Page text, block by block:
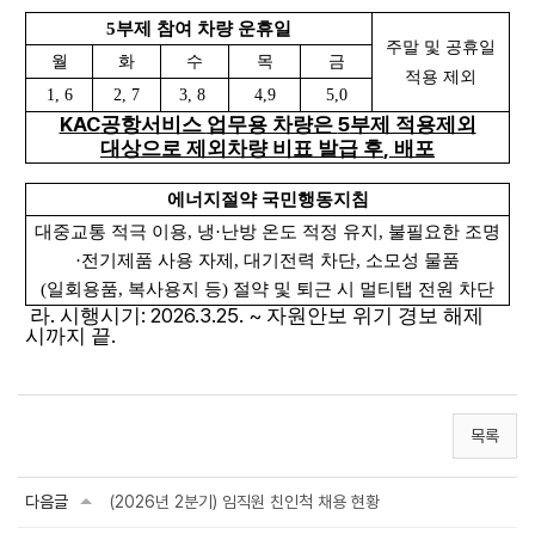
5부제 참여 차량 운휴일
주말 및 공휴일
적용 제외
월 화 수 목
금
1, 6
2, 7 3, 8 4,9 5,0
KAC공항서비스 업무용 차량은 5부제 적용제외
대상으로 제외차량 비표 발급 후, 배포
에너지절약 국민행동지침
대중교통 적극 이용, 냉·난방 온도 적정 유지 , 불필요한 조명
·전기제품 사용 자제 , 대기전력 차단, 소모성 물품
(일회용품, 복사용지 등) 절약 및 퇴근 시 멀티탭 전원 차단
라. 시행시기 : 2026.3.25. ~ 자원안보 위기 경보 해제
시까지 끝.
목록
다음글 (2026년 2분기) 임직원 친인척 채용 현황